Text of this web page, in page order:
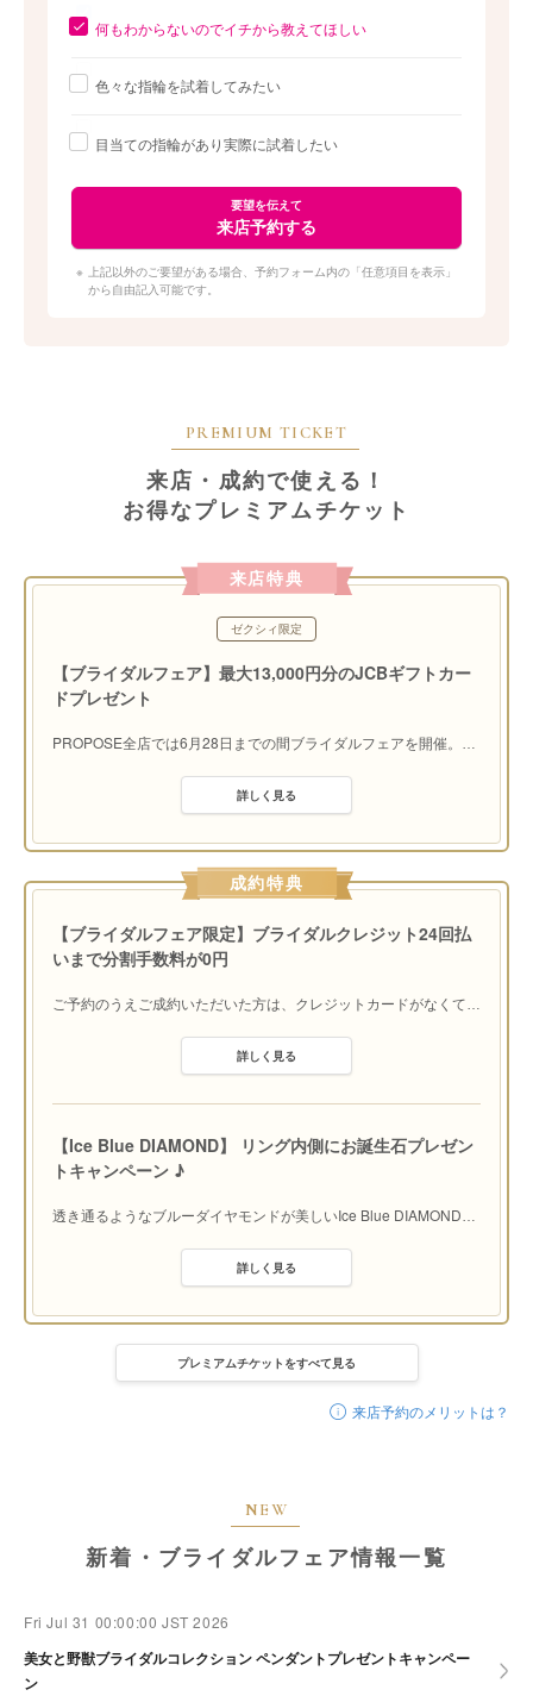
創業80年の実績を誇る同店が軸とする指輪選びの「4つのポイン
「結婚指輪はふたりが愛を誓う証だから『本当に気
展開し北海道の人に寄り添い続ける同店では、4つ
のポイントで取扱いブランドを厳選。【1】デザイ
ンや製法にこだわりがある【2】コンセプトに共感できる【3】長
く愛用できる着け心地、耐久性がある【4】作り手の「想い・メ
ッセージ」がある。この4つのポイントでセレクトされた幅広い
種類から、「私たちらしい」指輪に出逢える。
い個性的なデザイン、ボリュームのあるものまで幅
広く用意。道内でここだけのブランドも取扱いして
いるので目が離せない。プラチナ・ゴールド3種（イエロー、ピ
ンク、ホワイト）などの素材を用意しているのでアレンジも可
能。希望するデザインと予算、どちらも叶えられるのは実績のあ
ふたりの希望を尊重したうえでの提案が嬉しい。「カップル想
い」だから安心して相談できる
ふたり主導で指輪選びをしてもらい、個性やライフ
スタイルを尊重したリングをスタッフが提案。多数
一組に対して心のこもった接客を心掛け、指輪の知
識も丁寧に案内。ふたりが納得する指輪に出逢えるよう親身に相
談に乗ってくれる。男性の来店が多い同店ではサプライズプロポ
ーズについてのアドバイスも。「購入後も気軽に訪れてもらいた
い」という想いからアフターサービスも充実。
何もわからないのでイチから教えてほしい
色々な指輪を試着してみたい
目当ての指輪があり実際に試着したい
要望を伝えて
来店予約する
上記以外のご要望がある場合、予約フォーム内の「任意項目を表示」
から自由記入可能です。
PREMIUM TICKET
来店・成約で使える！
お得なプレミアムチケット
来店特典
ゼクシィ限定
【ブライダルフェア】最大13,000円分のJCBギフトカー
ドプレゼント
PROPOSE全店では6月28日までの間ブライダルフェアを開催。 …
詳しく見る
成約特典
【ブライダルフェア限定】ブライダルクレジット24回払
いまで分割手数料が0円
ご予約のうえご成約いただいた方は、クレジットカードがなくて…
詳しく見る
【Ice Blue DIAMOND】 リング内側にお誕生石プレゼン
トキャンペーン ♪
透き通るようなブルーダイヤモンドが美しいIce Blue DIAMOND…
詳しく見る
プレミアムチケットをすべて見る
来店予約のメリットは？
NEW
新着・ブライダルフェア情報一覧
Fri Jul 31 00:00:00 JST 2026
美女と野獣ブライダルコレクション ペンダントプレゼントキャンペー
ン